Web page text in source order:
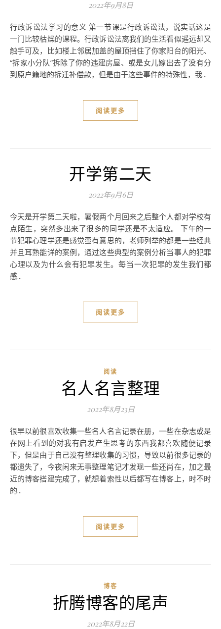
2022年9月8日
行政诉讼法学习的意义 第一节课是行政诉讼法，说实话这是
一门比较枯燥的课程。行政诉讼法离我们的生活看似遥远却又
触手可及，比如楼上邻居加盖的屋顶挡住了你家阳台的阳光、
“拆家小分队”拆除了你的违建房屋、或是女儿嫁出去了没有分
到原户籍地的拆迁补偿款，但是由于这些事件的特殊性，我...
阅读更多
开学第二天
2022年9月6日
今天是开学第二天啦，暑假两个月回来之后整个人都对学校有
点陌生，突然多出来了很多的同学还是不太适应。 下午的一
节犯罪心理学还是感觉蛮有意思的，老师列举的都是一些经典
并且耳熟能详的案例，通过这些典型的案例分析当事人的犯罪
心理以及为什么会有犯罪发生。每当一次犯罪的发生我们都
感...
阅读更多
阅读
名人名言整理
2022年8月23日
很早以前很喜欢收集一些名人名言记录在册，一些在杂志或是
在网上看到的对我有启发产生思考的东西我都喜欢随便记录
下，但是由于自己没有整理收集的习惯，导致以前很多记录的
都遗失了，今夜闲来无事整理笔记才发现一些还尚在，加之最
近的博客搭建完成了，就想着索性以后都写在博客上，时不时
的...
阅读更多
博客
折腾博客的尾声
2022年8月22日